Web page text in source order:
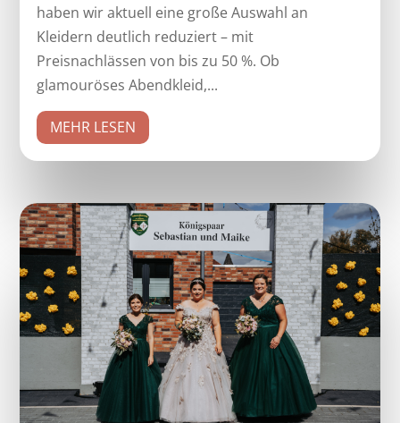
haben wir aktuell eine große Auswahl an
Kleidern deutlich reduziert – mit
Preisnachlässen von bis zu 50 %. Ob
glamouröses Abendkleid,...
MEHR LESEN